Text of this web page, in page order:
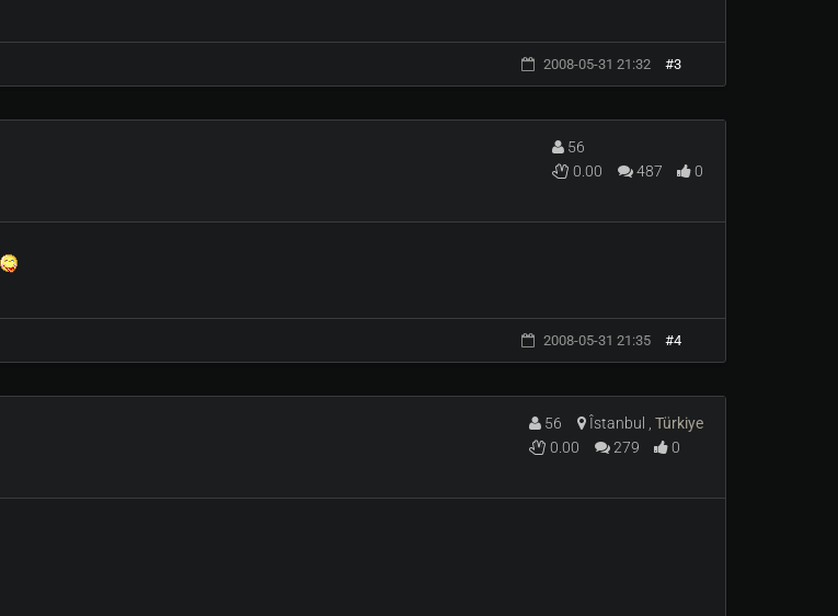
2008-05-31 21:32 #3
56
0.00
487 0
2008-05-31 21:35 #4
56 Îstanbul , Türkiye
0.00
279 0